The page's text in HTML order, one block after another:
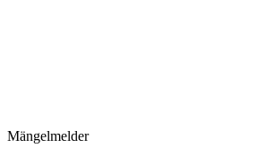
Mängelmelder